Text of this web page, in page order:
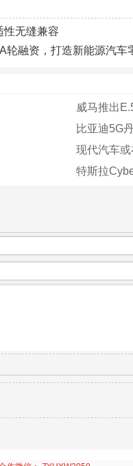
性无缝兼容
轮融资，打造新能源汽车
威马推出
比亚迪5G
现代汽车
特斯拉